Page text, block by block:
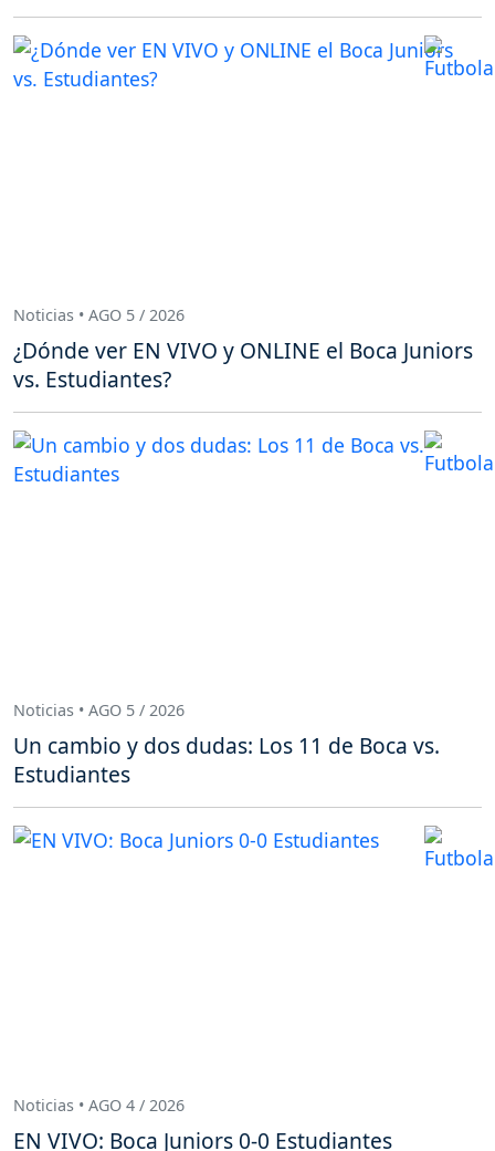
Noticias • AGO 5 / 2026
¿Dónde ver EN VIVO y ONLINE el Boca Juniors
vs. Estudiantes?
Noticias • AGO 5 / 2026
Un cambio y dos dudas: Los 11 de Boca vs.
Estudiantes
Noticias • AGO 4 / 2026
EN VIVO: Boca Juniors 0-0 Estudiantes